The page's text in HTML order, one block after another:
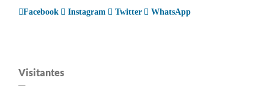
Facebook Instagram Twitter WhatsApp
Visitantes